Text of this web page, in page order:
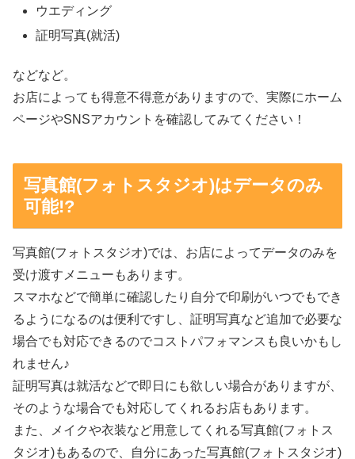
ウエディング
証明写真(就活)
などなど。
お店によっても得意不得意がありますので、実際にホーム
ページやSNSアカウントを確認してみてください！
写真館(フォトスタジオ)はデータのみ
可能!?
写真館(フォトスタジオ)では、お店によってデータのみを
受け渡すメニューもあります。
スマホなどで簡単に確認したり自分で印刷がいつでもでき
るようになるのは便利ですし、証明写真など追加で必要な
場合でも対応できるのでコストパフォマンスも良いかもし
れません♪
証明写真は就活などで即日にも欲しい場合がありますが、
そのような場合でも対応してくれるお店もあります。
また、メイクや衣装など用意してくれる写真館(フォトス
タジオ)もあるので、自分にあった写真館(フォトスタジオ)